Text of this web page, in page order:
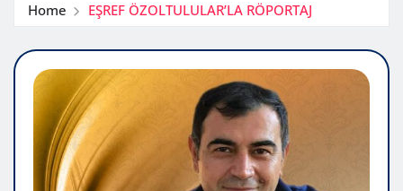
Home EŞREF ÖZOLTULULAR’LA RÖPORTAJ